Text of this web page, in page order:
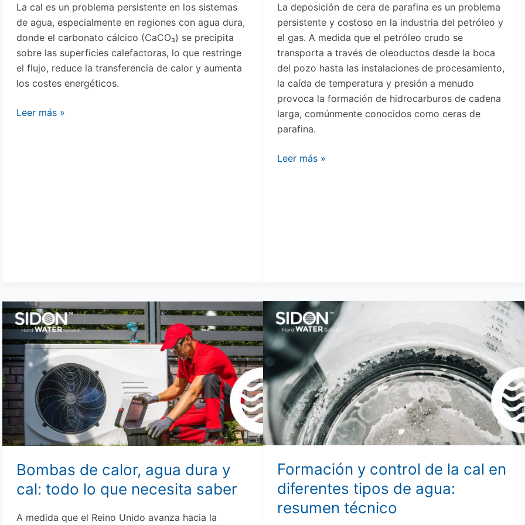
La cal es un problema persistente en los sistemas
de agua, especialmente en regiones con agua dura,
donde el carbonato cálcico (CaCO₃) se precipita
sobre las superficies calefactoras, lo que restringe
el flujo, reduce la transferencia de calor y aumenta
los costes energéticos.
Leer más »
La deposición de cera de parafina es un problema
persistente y costoso en la industria del petróleo y
el gas. A medida que el petróleo crudo se
transporta a través de oleoductos desde la boca
del pozo hasta las instalaciones de procesamiento,
la caída de temperatura y presión a menudo
provoca la formación de hidrocarburos de cadena
larga, comúnmente conocidos como ceras de
parafina.
ofrece
una
solución
probada
Leer más »
Bombas de calor, agua dura y
cal: todo lo que necesita saber
A medida que el Reino Unido avanza hacia la
Bombas
de
calor,
agua
dura
y
cal:
todo
lo
que
saber
Formación y control de la cal en
diferentes tipos de agua:
resumen técnico
Formación
y
control
de
la
cal
en
diferentes
tipos
de
agua:
resumen
técnico